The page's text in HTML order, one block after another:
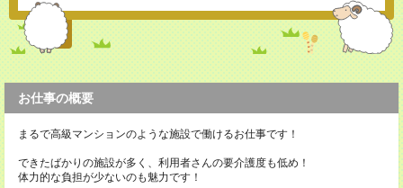
お仕事の概要
まるで高級マンションのような施設で働けるお仕事です！
できたばかりの施設が多く、利用者さんの要介護度も低め！
体力的な負担が少ないのも魅力です！